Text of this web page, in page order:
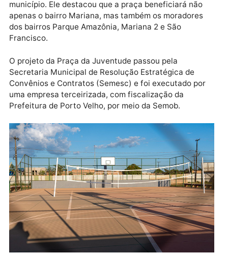
O secretário Diego Lage enfatizou que a Praça da
Juventude é uma obra completa, com investimento
mais de R$ 1,6 milhão, incluindo a contrapartida do
município. Ele destacou que a praça beneficiará não
dos bairros Parque Amazônia, Mariana 2 e São
Francisco.
O projeto da Praça da Juventude passou pela
Secretaria Municipal de Resolução Estratégica de
Convênios e Contratos (Semesc) e foi executado por
uma empresa terceirizada, com fiscalização da
Prefeitura de Porto Velho, por meio da Semob.